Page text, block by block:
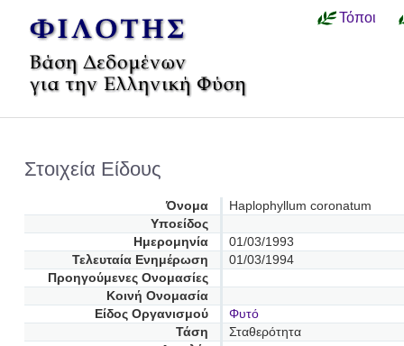
Τόποι
Στοιχεία Είδους
Όνομα
Haplophyllum coronatum
Υποείδος
Ημερομηνία
01/03/1993
Τελευταία Ενημέρωση
01/03/1994
Προηγούμενες Oνομασίες
Κοινή Ονομασία
Είδος Οργανισμού
Φυτό
Τάση
Σταθερότητα